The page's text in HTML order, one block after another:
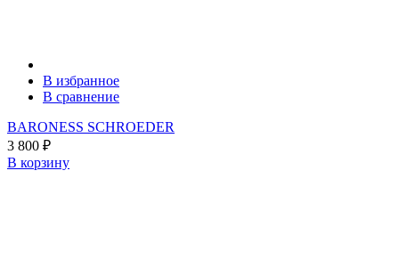
В избранное
В сравнение
BARONESS SCHROEDER
3 800 ₽
В корзину